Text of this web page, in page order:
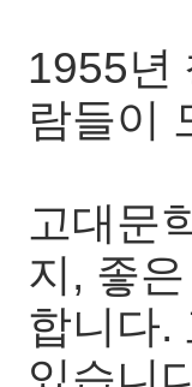
1955년
람들이
고대문
지, 좋
합니다.